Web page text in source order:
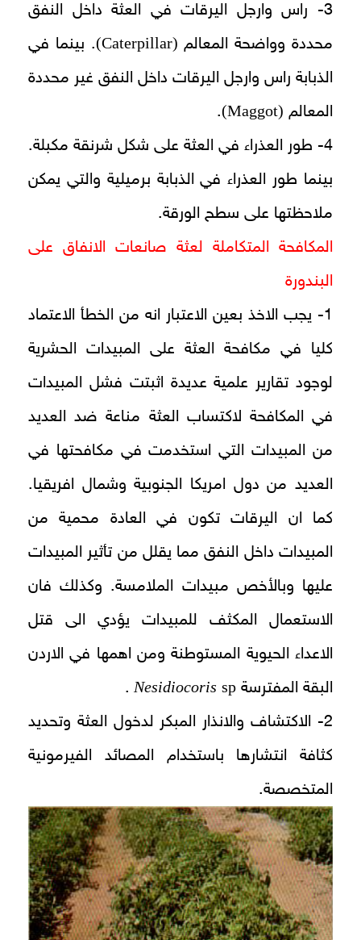
3- راس وارجل اليرقات في العثة داخل النفق
محددة وواضحة المعالم (Caterpillar)
. بينما في
الذبابة راس وارجل اليرقات داخل النفق غير محددة
المعالم (Maggot)
.
4- طور العذراء في العثة على شكل شرنقة مكبلة.
بينما طور العذراء في الذبابة برميلية والتي يمكن
ملاحظتها على سطح الورقة.
المكافحة المتكاملة لعثة صانعات الانفاق على
البندورة
1- يجب الاخذ بعين الاعتبار انه من الخطأ الاعتماد
كليا في مكافحة العثة على المبيدات الحشرية
لوجود تقارير علمية عديدة اثبتت فشل المبيدات
في المكافحة لاكتساب العثة مناعة ضد العديد
من المبيدات التي استخدمت في مكافحتها في
العديد من دول امريكا الجنوبية وشمال افريقيا.
كما ان اليرقات تكون في العادة محمية من
المبيدات داخل النفق مما يقلل من تأثير المبيدات
عليها وبالأخص مبيدات الملامسة. وكذلك فان
الاستعمال المكثف للمبيدات يؤدي الى قتل
الاعداء الحيوية المستوطنة ومن اهمها في الاردن
البقة المفترسة sp
Nesidiocoris
.
2- الاكتشاف والانذار المبكر لدخول العثة وتحديد
كثافة انتشارها باستخدام المصائد الفيرمونية
المتخصصة.